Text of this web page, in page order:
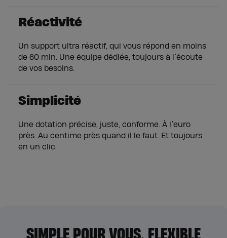
Réactivité
Un support ultra réactif, qui vous répond en moins
de 60 min. Une équipe dédiée, toujours à l’écoute
de vos besoins.
Simplicité
Une dotation précise, juste, conforme. À l’euro
près. Au centime près quand il le faut. Et toujours
en un clic.